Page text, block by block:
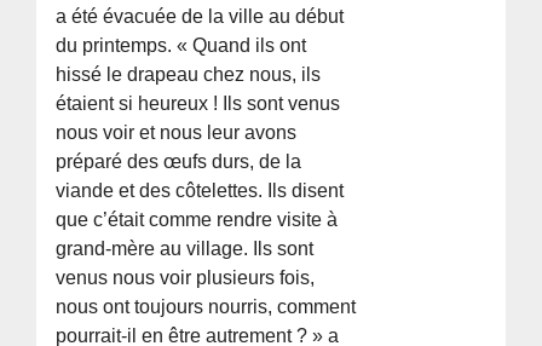
a été évacuée de la ville au début
du printemps. « Quand ils ont
hissé le drapeau chez nous, ils
étaient si heureux ! Ils sont venus
nous voir et nous leur avons
préparé des œufs durs, de la
viande et des côtelettes. Ils disent
que c’était comme rendre visite à
grand-mère au village. Ils sont
venus nous voir plusieurs fois,
nous ont toujours nourris, comment
pourrait-il en être autrement ? » a